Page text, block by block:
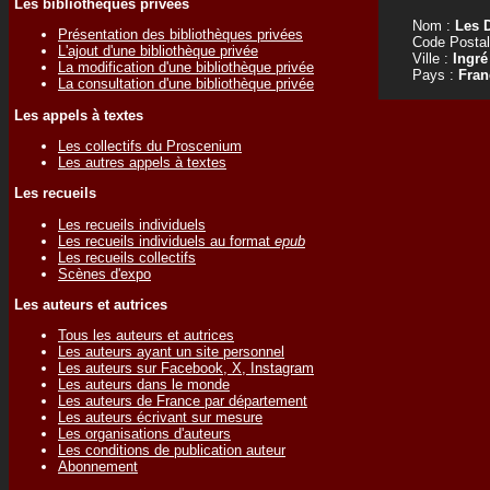
Les bibliothèques privées
Présentation des bibliothèques privées
L'ajout d'une bibliothèque privée
La modification d'une bibliothèque privée
La consultation d'une bibliothèque privée
Les appels à textes
Les collectifs du Proscenium
Les autres appels à textes
Les recueils
Les recueils individuels
Les recueils individuels au format epub
Les recueils collectifs
Scènes d'expo
Les auteurs et autrices
Tous les auteurs et autrices
Les auteurs ayant un site personnel
Les auteurs sur Facebook, X, Instagram
Les auteurs dans le monde
Les auteurs de France par département
Les auteurs écrivant sur mesure
Les organisations d'auteurs
Les conditions de publication auteur
Abonnement
Nom : Les
Code
Ville : Ingré
Pays :